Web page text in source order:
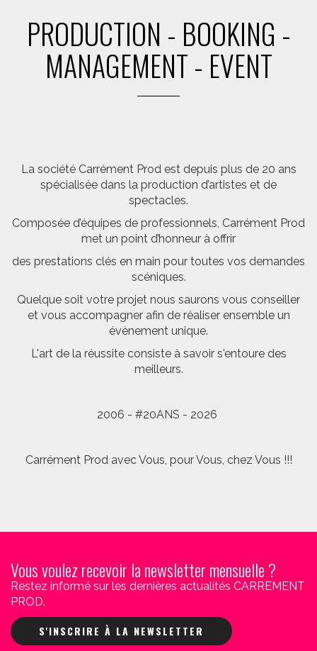
PRODUCTION - BOOKING -
MANAGEMENT - EVENT
La société Carrément Prod est depuis plus de 20 ans
spécialisée dans la production d’artistes et de
spectacles.
Composée d’équipes de professionnels, Carrément Prod
met un point d’honneur à offrir
des prestations clés en main pour toutes vos demandes
scéniques.
Quelque soit votre projet nous saurons vous conseiller
et vous accompagner afin de réaliser ensemble un
évènement unique.
L'art de la réussite consiste à savoir s'entoure des
meilleurs.
2006 - #20ANS - 2026
Carrément Prod avec Vous, pour Vous, chez Vous !!!
Vous voulez recevoir la newsletter mensuelle ?
Restez informé sur les dernières actualités CARREMENT
PROD.
S'INSCRIRE À LA NEWSLETTER